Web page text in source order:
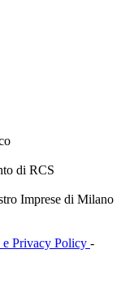
di RCS
Imprese di Milano
e Privacy Policy -